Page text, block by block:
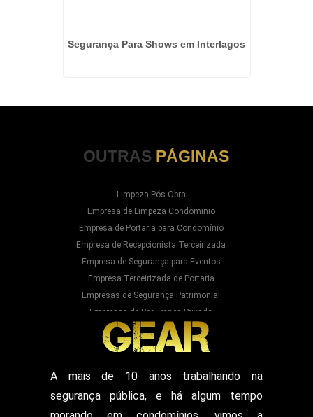
Segurança Para Shows em Interlagos
OUTRAS PÁGINAS
Limpeza Pós Obra
Empresa de Limpeza Condominio
Empresa de Portaria para Condomínio
Empresa de Recepcionista Terceirizada
Empresa de Segurança para Eventos
Empresa Terceirizada de Portaria
Empresas de Segurança Patrimonial
Empresas de Segurança Privada
Empresas Prestadoras de Serviços para
Condominios
Empresas Prestadoras de Serviços para Prédios
Prestação de Serviços de Recepção
Recepcionista Terceirizada
A mais de 10 anos trabalhando na
segurança pública, e há algum tempo